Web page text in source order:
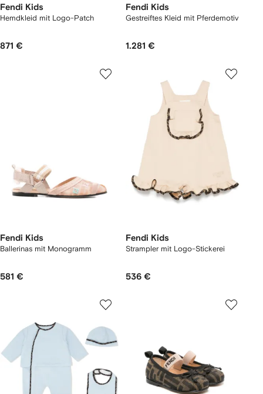
Fendi Kids
Hemdkleid mit Logo-Patch
871 €
Fendi Kids
Gestreiftes Kleid mit Pferdemotiv
1.281 €
Fendi Kids
Ballerinas mit Monogramm
581 €
Fendi Kids
Strampler mit Logo-Stickerei
536 €